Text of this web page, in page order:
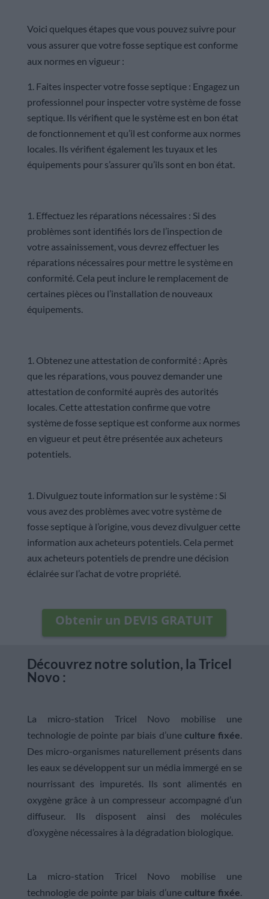
Voici quelques étapes que vous pouvez suivre pour
vous assurer que votre fosse septique est conforme
aux normes en vigueur :
Faites inspecter votre fosse septique : Engagez un
professionnel pour inspecter votre système de fosse
septique. Ils vérifient que le système est en bon état
de fonctionnement et qu’il est conforme aux normes
locales. Ils vérifient également les tuyaux et les
équipements pour s’assurer qu’ils sont en bon état.
Effectuez les réparations nécessaires : Si des
problèmes sont identifiés lors de l’inspection de
votre assainissement, vous devrez effectuer les
réparations nécessaires pour mettre le système en
conformité. Cela peut inclure le remplacement de
certaines pièces ou l’installation de nouveaux
équipements.
Obtenez une attestation de conformité : Après
que les réparations, vous pouvez demander une
attestation de conformité auprès des autorités
locales. Cette attestation confirme que votre
système de fosse septique est conforme aux normes
en vigueur et peut être présentée aux acheteurs
potentiels.
Divulguez toute information sur le système : Si
vous avez des problèmes avec votre système de
fosse septique à l’origine, vous devez divulguer cette
information aux acheteurs potentiels. Cela permet
aux acheteurs potentiels de prendre une décision
éclairée sur l’achat de votre propriété.
Obtenir un DEVIS GRATUIT
Découvrez notre solution, la Tricel
Novo :
La micro-station Tricel Novo mobilise une
technologie de pointe par biais d’une culture fixée.
Des micro-organismes naturellement présents dans
les eaux se développent sur un média immergé en se
nourrissant des impuretés. Ils sont alimentés en
oxygène grâce à un compresseur accompagné d’un
diffuseur. Ils disposent ainsi des molécules
d’oxygène nécessaires à la dégradation biologique.
La micro-station Tricel Novo mobilise une
technologie de pointe par biais d’une culture fixée.